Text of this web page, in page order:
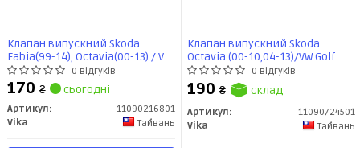
Клапан випускний Skoda
Fabia(99-14), Octavia(00-13) / VW
Golf (97-13),Passat (05-
15),Tiguan (10-) (11090216801)
VIKA
0 відгуків
170 ₴ сьогодні
Артикул:
11090216801
Vika
Тайвань
Клапан випускний Skoda
Octavia (00-10,04-13)/VW Golf
(00-05,08-12)/Audi A4 (01-04)
(11090724501) vika
0 відгуків
190 ₴ склад
Артикул:
11090724501
Vika
Тайвань